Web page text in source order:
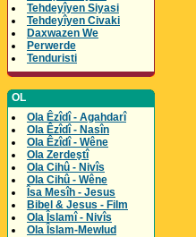
Tehdeyîyen Siyasi
Tehdeyîyen Civaki
Daxwazen We
Perwerde
Tenduristi
OL
Ola Êzîdî - Agahdarî
Ola Êzîdî - Nasîn
Ola Êzîdî - Wêne
Ola Zerdeştî
Ola Cihû - Nivîs
Ola Cihû - Wêne
Îsa Mesîh - Jesus
Bibel & Jesus - Film
Ola Îslamî - Nivîs
Ola Îslam-Mewlud